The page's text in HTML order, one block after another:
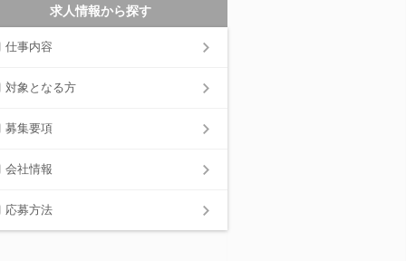
求人情報から探す
仕事内容
対象となる方
募集要項
会社情報
応募方法